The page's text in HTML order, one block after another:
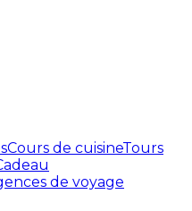
Cours de cuisineTours
de voyage